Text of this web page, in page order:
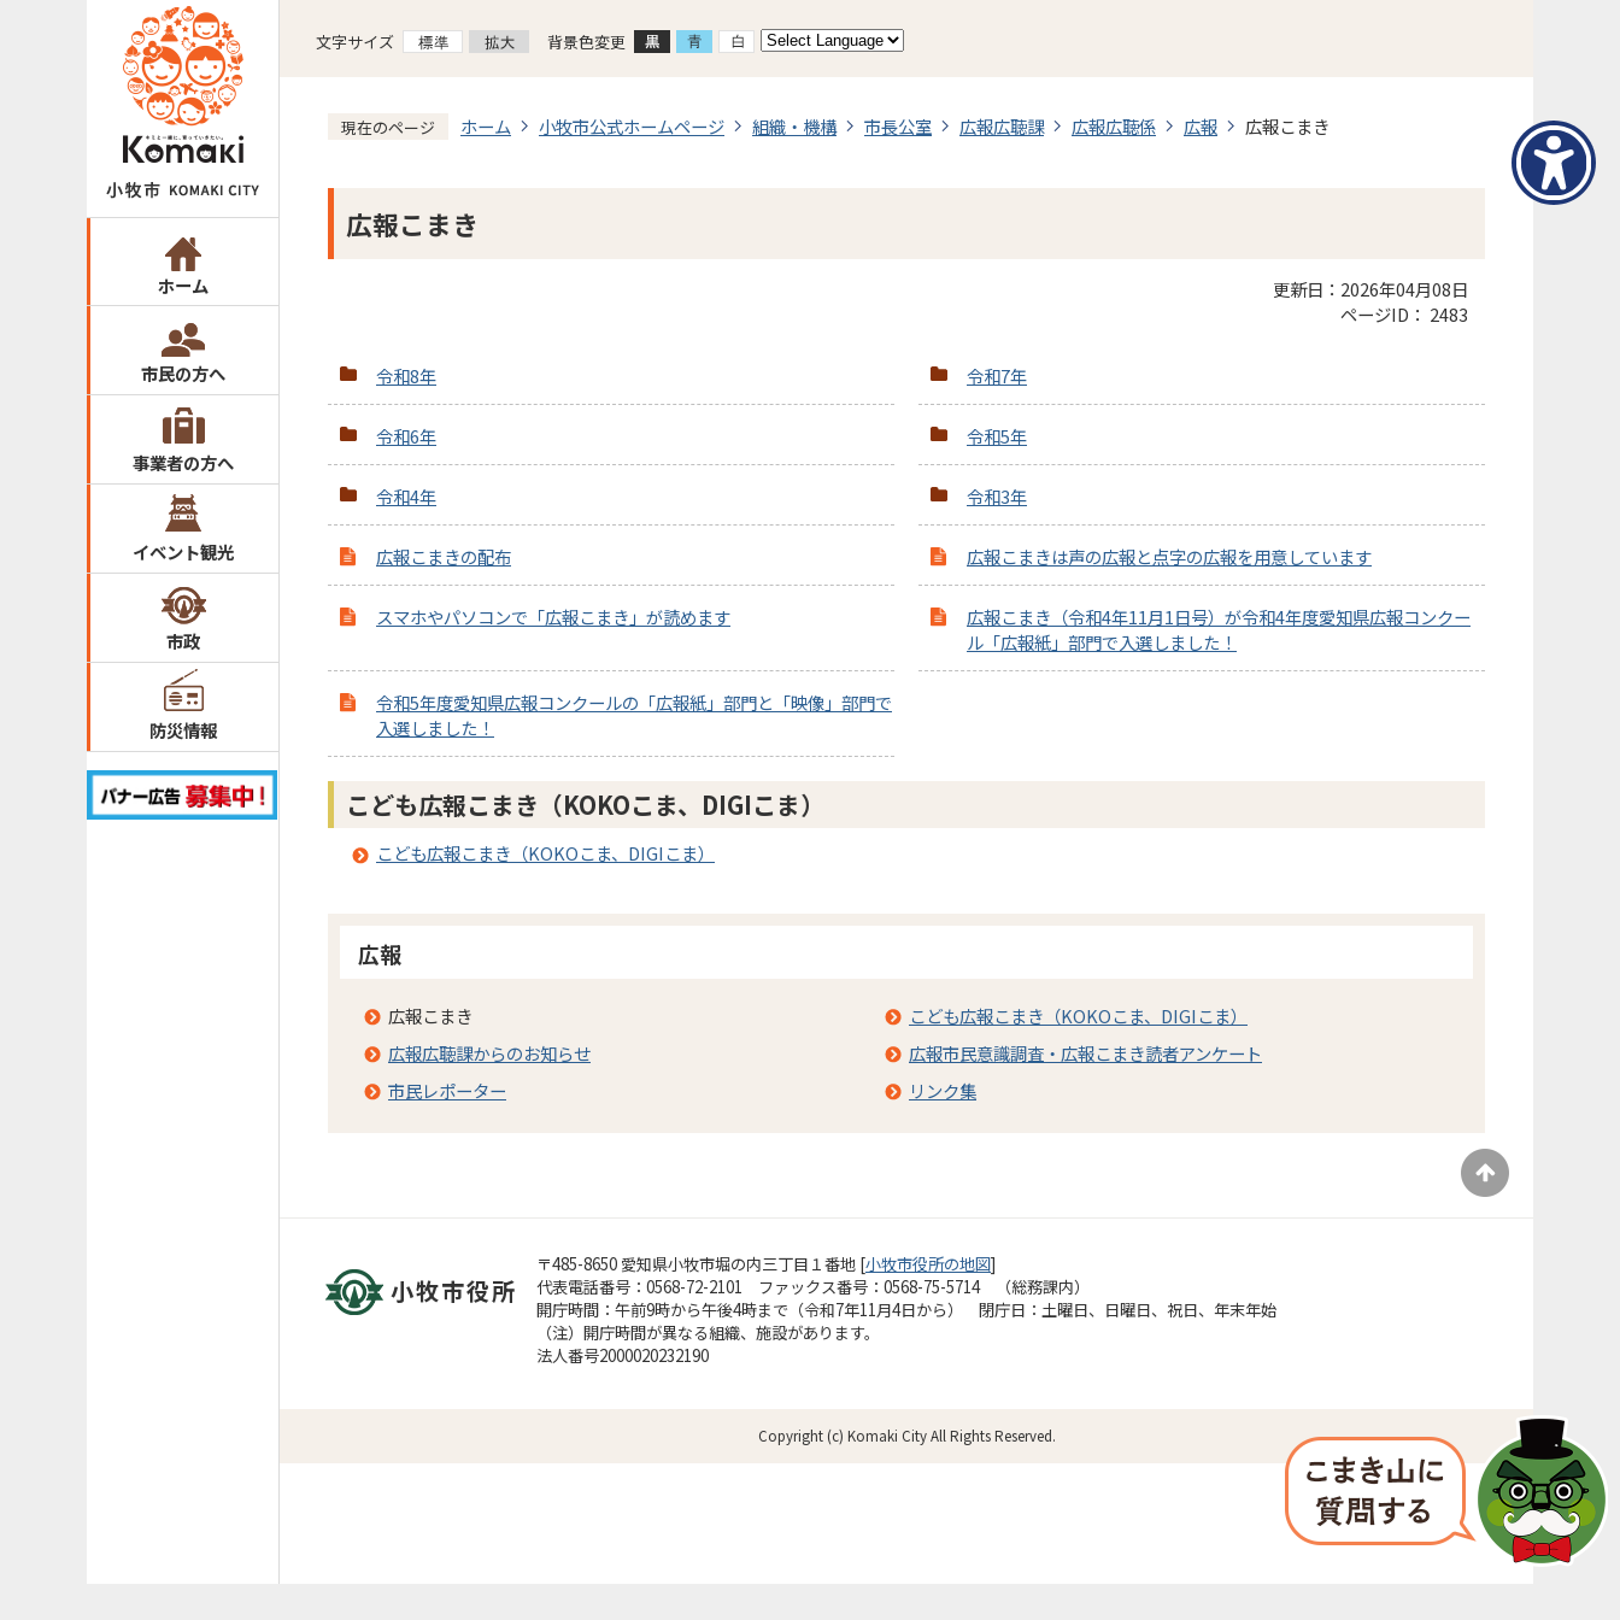
ホーム
市民の方へ
事業者の方へ
イベント観光
市政
防災情報
文字サイズ 背景色変更
現在のページ ホーム 小牧市公式ホームページ 組織・機構 市長公室 広報広聴課 広報広聴係 広報 広報こまき
広報こまき
更新日：2026年04月08日
ページID： 2483
令和8年 令和7年
令和6年 令和5年
令和4年 令和3年
広報こまきの配布 広報こまきは声の広報と点字の広報を用意しています
スマホやパソコンで「広報こまき」が読めます
広報こまき（令和4年11月1日号）が令和4年度愛知県広報コンクー
ル「広報紙」部門で入選しました！
令和5年度愛知県広報コンクールの「広報紙」部門と「映像」部門で
入選しました！
こども広報こまき（KOKOこま、DIGIこま）
こども広報こまき（KOKOこま、DIGIこま）
広報
広報こまき
こども広報こまき（KOKOこま、DIGIこま）
広報広聴課からのお知らせ
広報市民意識調査・広報こまき読者アンケート
市民レポーター
リンク集
小牧市役所
〒485-8650 愛知県小牧市堀の内三丁目１番地 [小牧市役所の地図]
代表電話番号：0568-72-2101 ファックス番号：0568-75-5714 （総務課内）
開庁時間：午前9時から午後4時まで（令和7年11月4日から） 閉庁日：土曜日、日曜日、祝日、年末年始
（注）開庁時間が異なる組織、施設があります。
法人番号2000020232190
Copyright (c) Komaki City All Rights Reserved.